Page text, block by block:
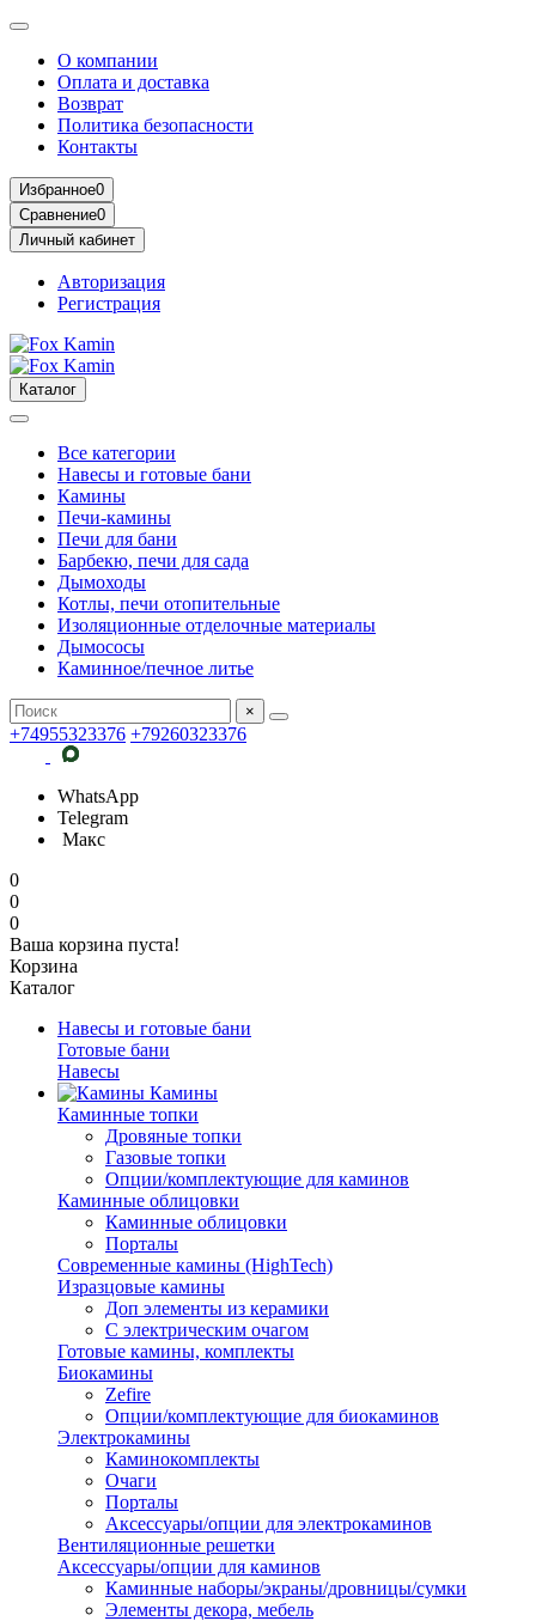
О компании
Оплата и доставка
Возврат
Политика безопасности
Контакты
Избранное0
Сравнение0
Личный кабинет
Авторизация
Регистрация
Каталог
Все категории
Навесы и готовые бани
Камины
Печи-камины
Печи для бани
Барбекю, печи для сада
Дымоходы
Котлы, печи отопительные
Изоляционные отделочные материалы
Дымососы
Каминное/печное литье
×
+74955323376 +79260323376
WhatsApp
Telegram
Макс
0
0
0
Ваша корзина пуста!
Корзина
Каталог
Навесы и готовые бани
Готовые бани
Навесы
Камины
Каминные топки
Дровяные топки
Газовые топки
Опции/комплектующие для каминов
Каминные облицовки
Каминные облицовки
Порталы
Современные камины (HighTech)
Изразцовые камины
Доп элементы из керамики
С электрическим очагом
Готовые камины, комплекты
Биокамины
Zefire
Опции/комплектующие для биокаминов
Электрокамины
Каминокомплекты
Очаги
Порталы
Аксессуары/опции для электрокаминов
Вентиляционные решетки
Аксессуары/опции для каминов
Каминные наборы/экраны/дровницы/сумки
Элементы декора, мебель